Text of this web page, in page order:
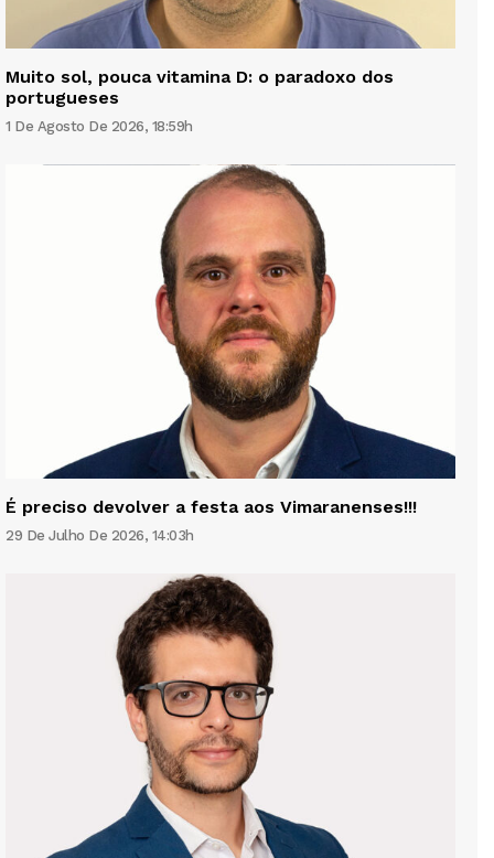
Muito sol, pouca vitamina D: o paradoxo dos
portugueses
1 De Agosto De 2026, 18:59h
É preciso devolver a festa aos Vimaranenses!!!
29 De Julho De 2026, 14:03h